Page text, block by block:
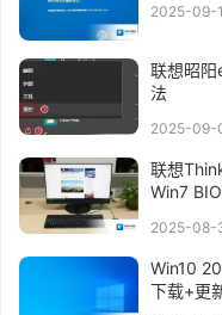
2025-09-
联想昭
法
2025-09-
联想
Win7
2025-08-
Win10
下载+更